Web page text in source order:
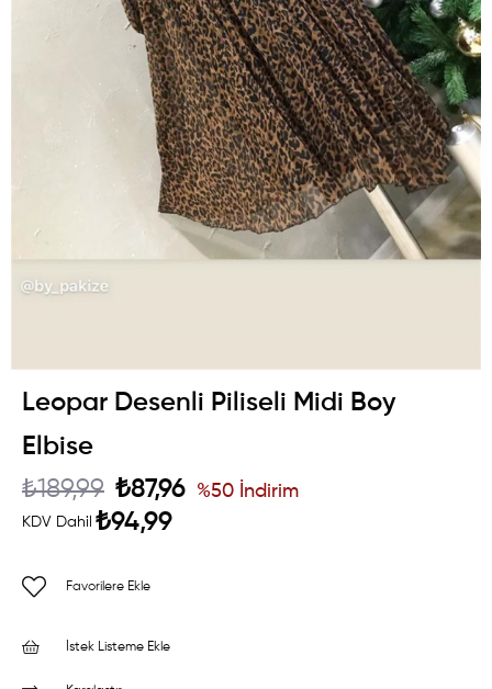
Leopar Desenli Piliseli Midi Boy
Elbise
₺189,99 ₺87,96
KDV Dahil ₺94,99
%50 İndirim
Favorilere Ekle
İstek Listeme Ekle